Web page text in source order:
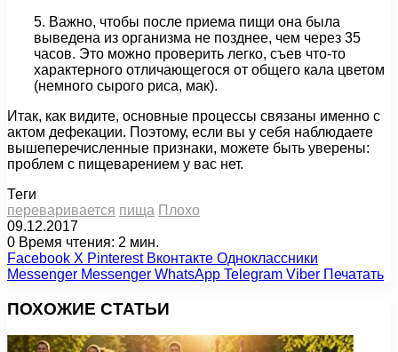
5. Важно, чтобы после приема пищи она была
выведена из организма не позднее, чем через 35
часов. Это можно проверить легко, съев что-то
характерного отличающегося от общего кала цветом
(немного сырого риса, мак).
Итак, как видите, основные процессы связаны именно с
актом дефекации. Поэтому, если вы у себя наблюдаете
вышеперечисленные признаки, можете быть уверены:
проблем с пищеварением у вас нет.
Теги
переваривается пища Плохо
09.12.2017
0 Время чтения: 2 мин.
Facebook X Pinterest Вконтакте Одноклассники
Messenger Messenger WhatsApp Telegram Viber Печатать
ПОХОЖИЕ СТАТЬИ